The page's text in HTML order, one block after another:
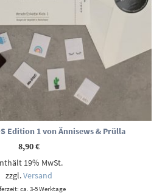
Edition 1 von Ännisews & Prülla
8,90€
19% MwSt.
zzgl.Versand
ca. 3-5 Werktage